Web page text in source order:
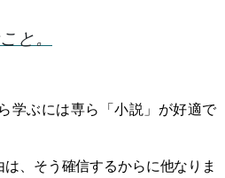
と。
学ぶには専ら「小説」が好適で
、そう確信するからに他なりま